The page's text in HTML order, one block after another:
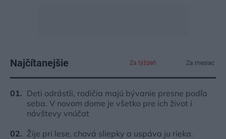
Najčítanejšie Za týždeň Za mesiac
Deti odrástli, rodičia majú bývanie presne podľa
seba. V novom dome je všetko pre ich život i
návštevy vnúčat
Žije pri lese, chová sliepky a uspáva ju rieka.